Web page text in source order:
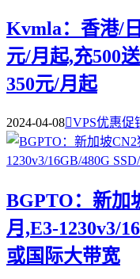
Kvmla：香港/
元/月起,充500
350元/月起
2024-04-08VPS优惠促
BGPTO：新加
月,E3-1230v3/
或国际大带宽